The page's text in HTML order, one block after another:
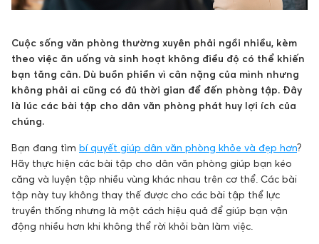
Cuộc sống văn phòng thường xuyên phải ngồi nhiều, kèm
theo việc ăn uống và sinh hoạt không điều độ có thể khiến
bạn tăng cân. Dù buồn phiền vì cân nặng của mình nhưng
không phải ai cũng có đủ thời gian để đến phòng tập. Đây
là lúc các bài tập cho dân văn phòng phát huy lợi ích của
chúng.
Bạn đang tìm bí quyết giúp dân văn phòng khỏe và đẹp hơn?
Hãy thực hiện các bài tập cho dân văn phòng giúp bạn kéo
căng và luyện tập nhiều vùng khác nhau trên cơ thể. Các bài
tập này tuy không thay thế được cho các bài tập thể lực
truyền thống nhưng là một cách hiệu quả để giúp bạn vận
động nhiều hơn khi không thể rời khỏi bàn làm việc.